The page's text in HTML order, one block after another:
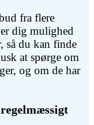
fra flere
dig mulighed
så du kan finde
at spørge om
og om de har